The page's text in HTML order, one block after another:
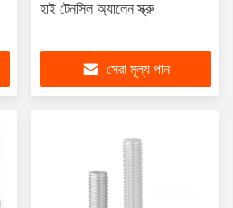
হাই টেনসিল অ্যালেন স্ক্রু
সেরা মূল্য পান